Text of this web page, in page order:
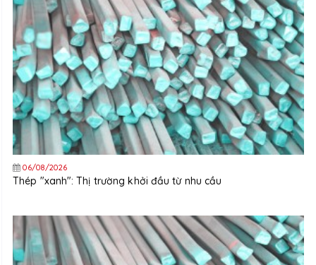
06/08/2026
Thép "xanh": Thị trường khởi đầu từ nhu cầu